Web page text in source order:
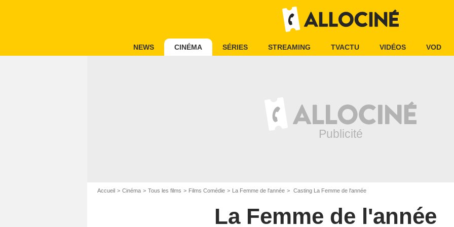
NEWS CINÉMA SÉRIES STREAMING TVACTU VIDÉOS VOD
Accueil Cinéma Tous les films Films Comédie La Femme de l'année Casting La Femme de l'année
La Femme de l'année